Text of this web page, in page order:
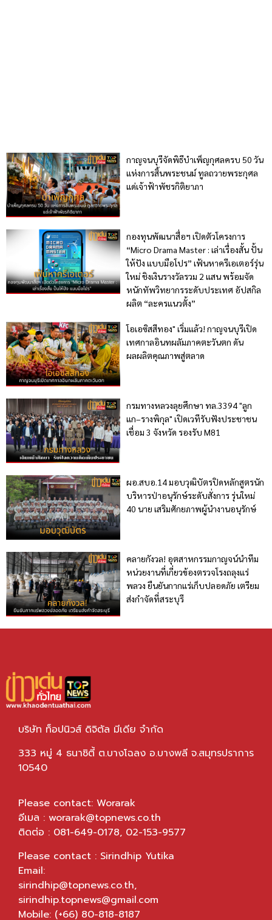
กาญจนบุรีจัดพิธีบำเพ็ญกุศลครบ 50 วัน
แห่งการสิ้นพระชนม์ ทูลถวายพระกุศล
แด่เจ้าฟ้าพัชรกิติยาภา
กองทุนพัฒนาสื่อฯ เปิดตัวโครงการ
“Micro Drama Master : เล่าเรื่องสั้น ปั้น
ให้ปัง แบบมือโปร” เฟ้นหาครีเอเตอร์รุ่น
ใหม่ ชิงเงินรางวัลรวม 2 แสน พร้อมจัด
หนักทัพวิทยากรระดับประเทศ อัปสกิล
ผลิต “ละครแนวตั้ง”
โอเอซิสสีทอง" เริ่มแล้ว! กาญจนบุรีเปิด
เทศกาลอินทผลัมภาคตะวันตก ดัน
ผลผลิตคุณภาพสู่ตลาด
กรมทางหลวงลุยศึกษา ทล.3394 "ลูก
แก–รางพิกุล" เปิดเวทีรับฟังประชาชน
เชื่อม 3 จังหวัด รองรับ M81
ผอ.สบอ.14 มอบวุฒิบัตรปิดหลักสูตรนัก
บริหารป่าอนุรักษ์ระดับสั่งการ รุ่นใหม่
40 นาย เสริมศักยภาพผู้นำงานอนุรักษ์
คลายกังวล! อุตสาหกรรมกาญจน์นำทีม
หน่วยงานที่เกี่ยวข้องตรวจโรงถลุงแร่
พลวง ยืนยันกากแร่เก็บปลอดภัย เตรียม
ส่งกำจัดที่สระบุรี
บริษัท ท็อปนิวส์ ดิจิตัล มีเดีย จำกัด
333 หมู่ 4 ธนาซิตี้ ต.บางโฉลง อ.บางพลี จ.สมุทรปราการ
10540
Please contact: Worarak
อีเมล : worarak@topnews.co.th
ติดต่อ : 081-649-0178, 02-153-9577
Please contact : Sirindhip Yutika
Email:
sirindhip@topnews.co.th,
sirindhip.topnews@gmail.com
Mobile: (+66) 80-818-8187